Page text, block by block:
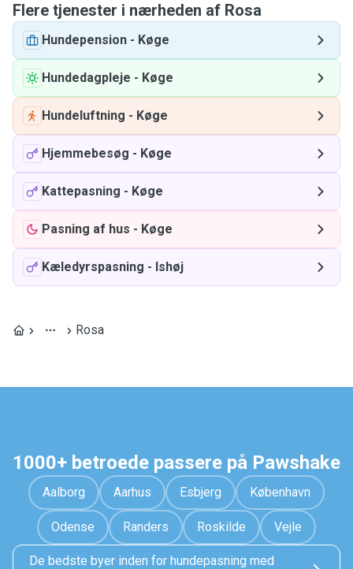
Flere tjenester i nærheden af ​​Rosa
Hundepension - Køge
Hundedagpleje - Køge
Hundeluftning - Køge
Hjemmebesøg - Køge
Kattepasning - Køge
Pasning af hus - Køge
Kæledyrspasning - Ishøj
Rosa
1000+ betroede passere på Pawshake
Aalborg Aarhus Esbjerg København
Odense Randers Roskilde Vejle
De bedste byer inden for hundepasning med